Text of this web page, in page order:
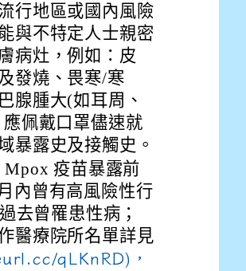
行地區或國內風險
與不特定人士親密
病灶，例如：皮
發燒、畏寒/寒
腺腫大(如耳周、
佩戴口罩儘速就
暴露史及接觸史。
疫苗暴露前
內曾有高風險性行
去曾罹患性病；
醫療院所名單詳見
qLKnRD)，